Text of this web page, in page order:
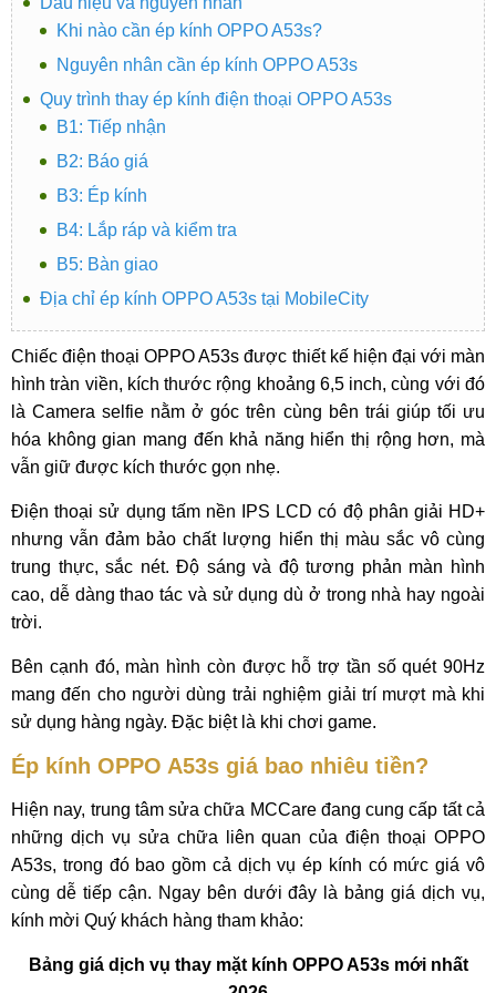
Khi nào cần ép kính OPPO A53s?
Nguyên nhân cần ép kính OPPO A53s
Quy trình thay ép kính điện thoại OPPO A53s
B1: Tiếp nhận
B2: Báo giá
B3: Ép kính
B4: Lắp ráp và kiểm tra
B5: Bàn giao
Địa chỉ ép kính OPPO A53s tại MobileCity
Chiếc điện thoại OPPO A53s được thiết kế hiện đại với màn
hình tràn viền, kích thước rộng khoảng 6,5 inch, cùng với đó
là Camera selfie nằm ở góc trên cùng bên trái giúp tối ưu
hóa không gian mang đến khả năng hiển thị rộng hơn, mà
vẫn giữ được kích thước gọn nhẹ.
Điện thoại sử dụng tấm nền IPS LCD có độ phân giải HD+
nhưng vẫn đảm bảo chất lượng hiển thị màu sắc vô cùng
trung thực, sắc nét. Độ sáng và độ tương phản màn hình
cao, dễ dàng thao tác và sử dụng dù ở trong nhà hay ngoài
trời.
Bên cạnh đó, màn hình còn được hỗ trợ tần số quét 90Hz
mang đến cho người dùng trải nghiệm giải trí mượt mà khi
sử dụng hàng ngày. Đặc biệt là khi chơi game.
Ép kính OPPO A53s giá bao nhiêu tiền?
Hiện nay, trung tâm sửa chữa MCCare đang cung cấp tất cả
những dịch vụ sửa chữa liên quan của điện thoại OPPO
A53s, trong đó bao gồm cả dịch vụ ép kính có mức giá vô
cùng dễ tiếp cận. Ngay bên dưới đây là bảng giá dịch vụ,
kính mời Quý khách hàng tham khảo:
Bảng giá dịch vụ thay mặt kính OPPO A53s mới nhất